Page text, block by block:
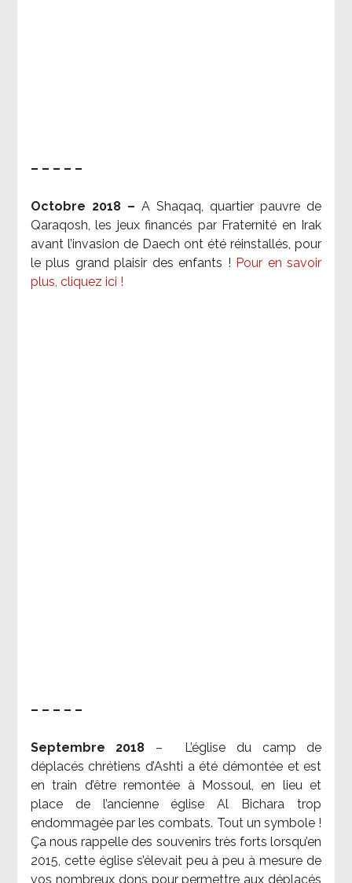
– – – – –
Octobre 2018 – A Shaqaq, quartier pauvre de
Qaraqosh, les jeux financés par Fraternité en Irak​
avant l’invasion de Daech ont été réinstallés, pour
le plus grand plaisir des enfants ! Pour en savoir
plus, cliquez ici !
– – – – –
Septembre 2018 –
L’église du camp de
déplacés chrétiens d’Ashti a été démontée et est
en train d’être remontée à Mossoul, en lieu et
place de l’ancienne église Al Bichara trop
endommagée par les combats. Tout un symbole !
Ça nous rappelle des souvenirs très forts lorsqu’en
2015, cette église s’élevait peu à peu à mesure de
vos nombreux dons pour permettre aux déplacés